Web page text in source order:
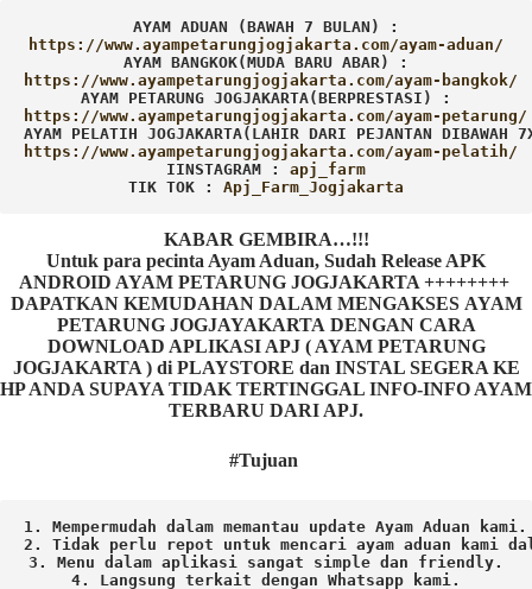
AYAM ADUAN (BAWAH 7 BULAN) :
AYAM BANGKOK(MUDA BARU ABAR) :
AYAM PETARUNG JOGJAKARTA(BERPRESTASI) :
AYAM PELATIH JOGJAKARTA(LAHIR DARI PEJANTAN DIBAWAH
IINSTAGRAM :
TIK TOK : Apj_Farm_Jogjakarta
KABAR GEMBIRA…!!!
Untuk para pecinta Ayam Aduan, Sudah Release APK
ANDROID AYAM PETARUNG JOGJAKARTA ++++++++
DAPATKAN KEMUDAHAN DALAM MENGAKSES AYAM
PETARUNG JOGJAYAKARTA DENGAN CARA
DOWNLOAD APLIKASI APJ ( AYAM PETARUNG
JOGJAKARTA ) di PLAYSTORE dan INSTAL SEGERA KE
HP ANDA SUPAYA TIDAK TERTINGGAL INFO-INFO AYAM
TERBARU DARI APJ.
#Tujuan
1. Mempermudah dalam memantau update Ayam Aduan kami.
2. Tidak perlu repot untuk mencari ayam aduan kami
3. Menu dalam aplikasi sangat simple dan friendly.
4. Langsung terkait dengan Whatsapp kami.